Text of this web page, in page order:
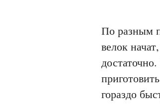
По разным
велок
гораздо